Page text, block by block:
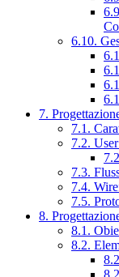
6.10.
7.
7.1.
7.2.
7.3.
7.4.
7.5.
8.
8.1.
8.2.